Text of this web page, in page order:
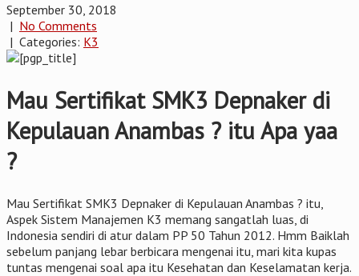
September 30, 2018
| No Comments
| Categories: K3
Mau Sertifikat SMK3 Depnaker di
Kepulauan Anambas ? itu Apa yaa
?
Mau Sertifikat SMK3 Depnaker di Kepulauan Anambas ? itu,
Aspek Sistem Manajemen K3 memang sangatlah luas, di
Indonesia sendiri di atur dalam PP 50 Tahun 2012. Hmm Baiklah
sebelum panjang lebar berbicara mengenai itu, mari kita kupas
tuntas mengenai soal apa itu Kesehatan dan Keselamatan kerja.